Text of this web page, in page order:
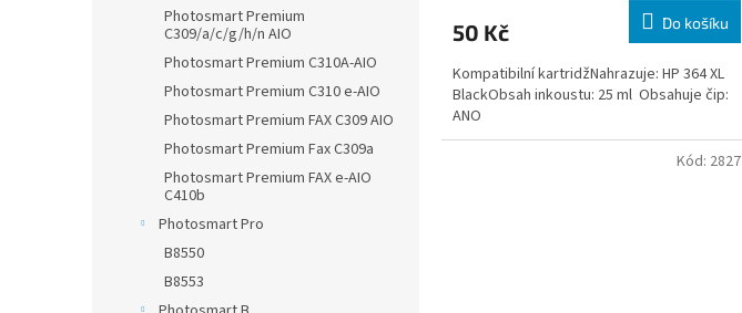
Photosmart Premium
C309/a/c/g/h/n AIO
Photosmart Premium C310A-AIO
Photosmart Premium C310 e-AIO
Photosmart Premium FAX C309 AIO
Photosmart Premium Fax C309a
Photosmart Premium FAX e-AIO
C410b
Photosmart Pro
B8550
B8553
50 Kč Do košíku
Kompatibilní kartridžNahrazuje: HP 364 XL
BlackObsah inkoustu: 25 ml Obsahuje čip:
ANO
Kód: 2827